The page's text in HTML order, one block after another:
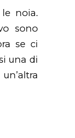
noia.
sono
se ci
una di